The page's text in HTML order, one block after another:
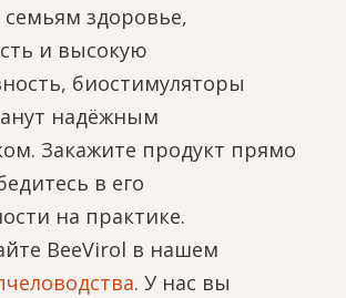
здоровье,
и высокую
биостимуляторы
надёжным
Закажите продукт прямо
в его
на практике.
BeeVirol в нашем
. У нас вы